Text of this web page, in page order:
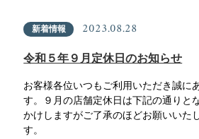
新着情報 2023.08.28
令和５年９月定休日のお知らせ
お客様各位いつもご利用いただき誠に
す。９月の店舗定休日は下記の通りと
かけしますがご了承のほどお願いいた